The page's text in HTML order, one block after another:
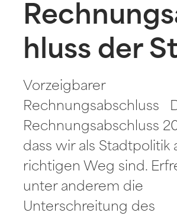
hluss der
Vorzeigbarer
Rechnungsabschluss
Rechnungsabschluss
dass wir als Stadtpolitik
richtigen Weg sind.
unter anderem die
Unterschreitung des